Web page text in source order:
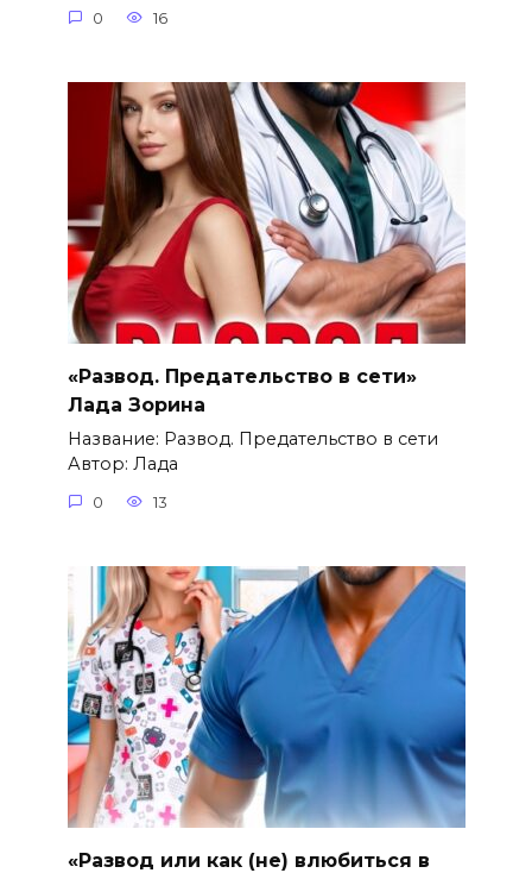
0 16
«Развод. Предательство в сети»
Лада Зорина
Название: Развод. Предательство в сети
Автор: Лада
0 13
«Развод или как (не) влюбиться в